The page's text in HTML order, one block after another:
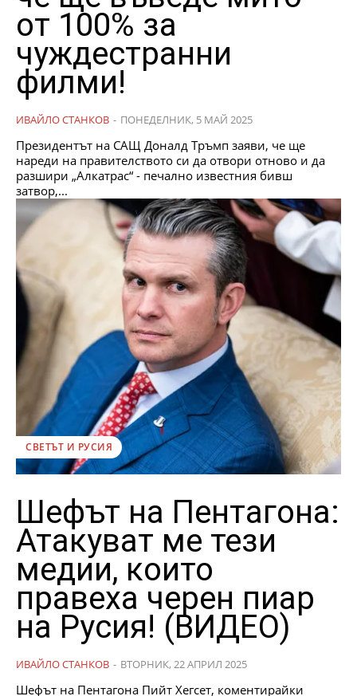
от 100% за
чуждестранни
филми!
ИВАЙЛО СТАНКОВ - ПОНЕДЕЛНИК, 5 МАЙ 2025
Президентът на САЩ Доналд Тръмп заяви, че ще
нареди на правителството си да отвори отново и да
разшири „Алкатрас“ - печално известния бивш
затвор,...
СВЕТЪТ И РУСИЯ
Шефът на Пентагона:
Атакуват ме тези
медии, които
правеха черен пиар
на Русия! (ВИДЕО)
ИВАЙЛО СТАНКОВ - ВТОРНИК, 22 АПРИЛ 2025
Шефът на Пентагона Пийт Хегсет, коментирайки